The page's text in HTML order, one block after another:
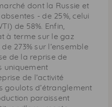
dont la Russie et
- de 25%, celui
) de 58%. Enfin,
à terme sur le gaz
273% sur l’ensemble
de la reprise de
uniquement
de l’activité
goulots d’étranglement
paraissent